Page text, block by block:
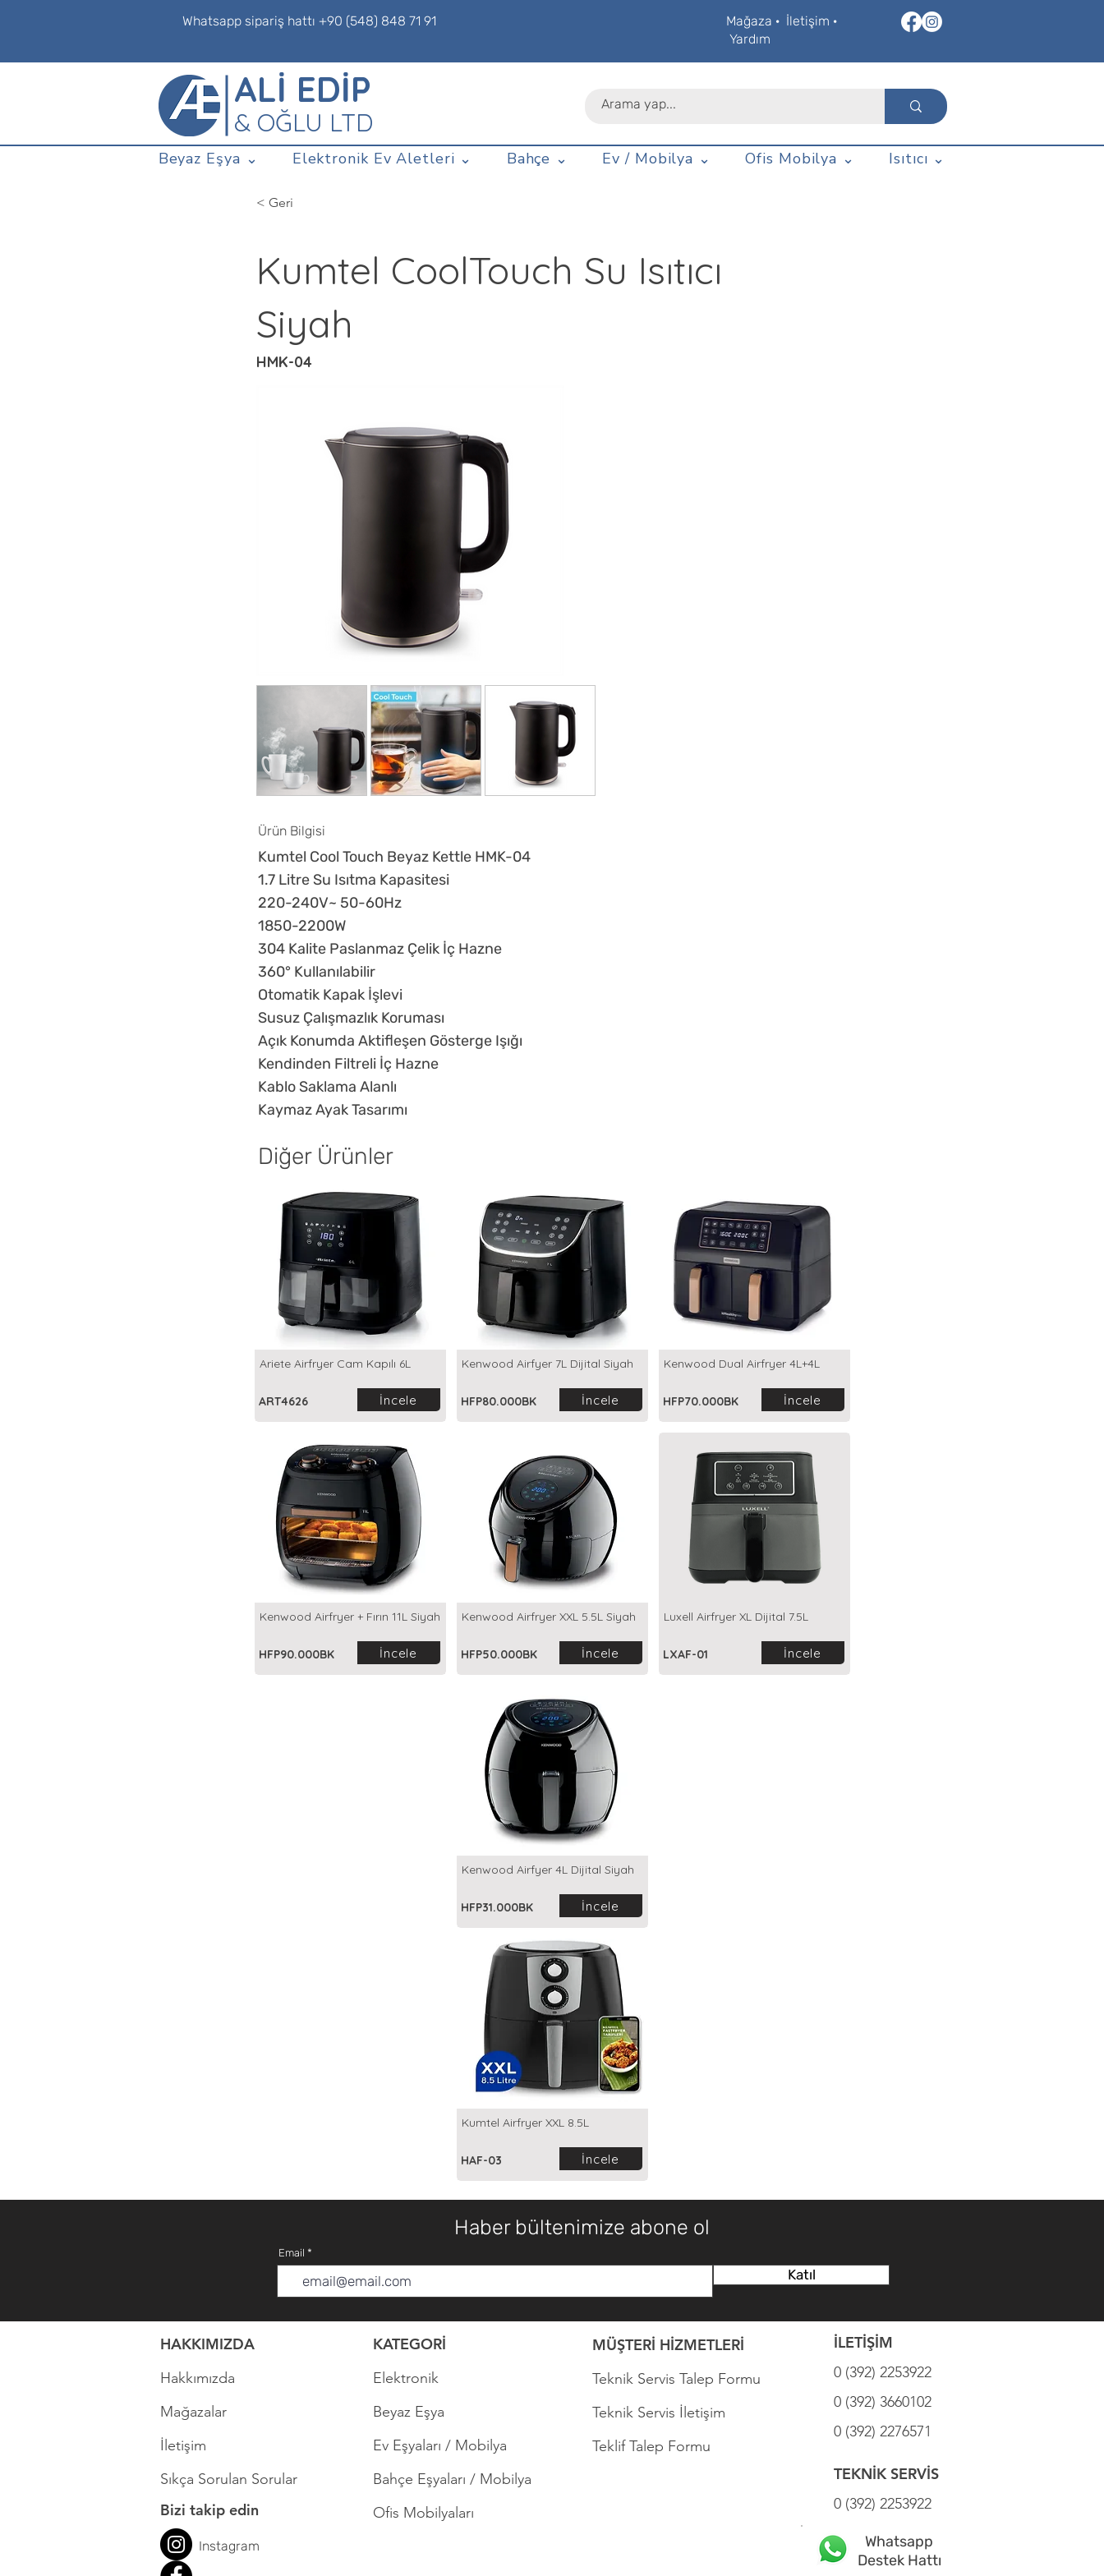
Whatsapp sipariş hattı +90 (548) 848 71 91 Mağaza · İletişim ·
Yardım
ALİ EDİP
& OĞLU LTD
Beyaz Eşya ⌄ Elektronik Ev Aletleri ⌄ Bahçe ⌄ Ev / Mobilya ⌄ Ofis Mobilya ⌄ Isıtıcı ⌄
< Geri
Kumtel CoolTouch Su Isıtıcı
Siyah
HMK-04
Ürün Bilgisi
Kumtel Cool Touch Beyaz Kettle HMK-04
1.7 Litre Su Isıtma Kapasitesi
220-240V~ 50-60Hz
1850-2200W
304 Kalite Paslanmaz Çelik İç Hazne
360° Kullanılabilir
Otomatik Kapak İşlevi
Susuz Çalışmazlık Koruması
Açık Konumda Aktifleşen Gösterge Işığı
Kendinden Filtreli İç Hazne
Kablo Saklama Alanlı
Kaymaz Ayak Tasarımı
Diğer Ürünler
Ariete Airfryer Cam Kapılı 6L
ART4626 İncele
Kenwood Airfryer + Fırın 11L Siyah
HFP90.000BK İncele
Kenwood Airfyer 7L Dijital Siyah
HFP80.000BK İncele
Kenwood Airfryer XXL 5.5L Siyah
HFP50.000BK İncele
Kenwood Dual Airfryer 4L+4L
HFP70.000BK İncele
Luxell Airfryer XL Dijital 7.5L
LXAF-01 İncele
Kenwood Airfyer 4L Dijital Siyah
HFP31.000BK İncele
Kumtel Airfryer XXL 8.5L
HAF-03 İncele
Haber bültenimize abone ol
Email
Katıl
HAKKIMIZDA
Hakkımızda
Mağazalar
İletişim
Sıkça Sorulan Sorular
Bizi takip edin
Instagram
KATEGORİ
Elektronik
Beyaz Eşya
Ev Eşyaları / Mobilya
Bahçe Eşyaları / Mobilya
Ofis Mobilyaları
MÜŞTERİ HİZMETLERİ
Teknik Servis Talep Formu
Teknik Servis İletişim
Teklif Talep Formu
İLETİŞİM
0 (392) 2253922
0 (392) 3660102
0 (392) 2276571
TEKNİK SERVİS
0 (392) 2253922
Whatsapp
Destek Hattı